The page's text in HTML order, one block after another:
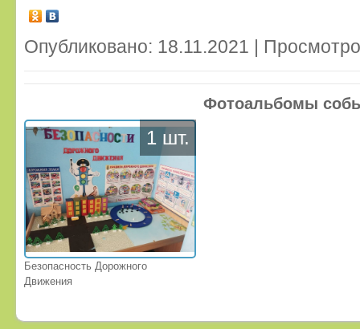
Опубликовано: 18.11.2021 |
Фотоальбомы
1 шт.
Безопасность Дорожного
Движения